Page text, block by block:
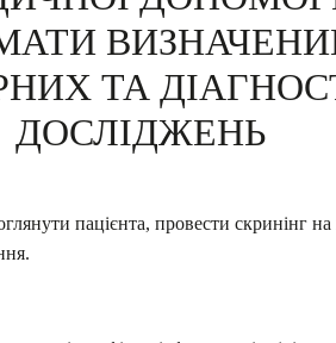
ТА
ДОСЛІДЖЕНЬ
пацієнта, провести скринінг